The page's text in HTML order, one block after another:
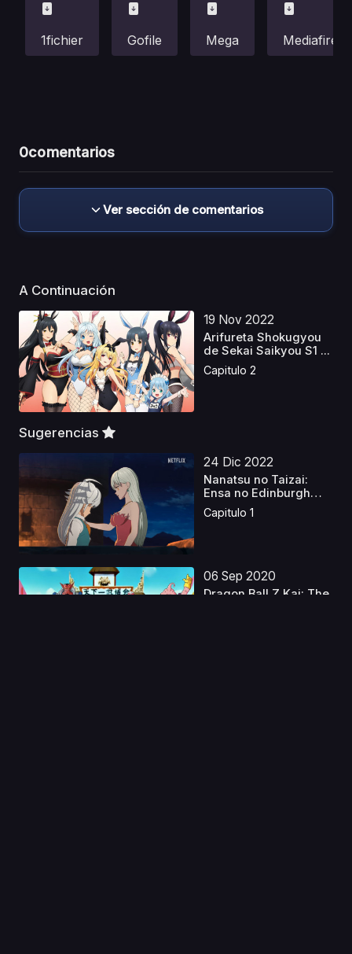
1fichier Gofile Mega Mediafire
0comentarios
Ver sección de comentarios
A Continuación
19 Nov 2022
Arifureta Shokugyou
de Sekai Saikyou S1 ...
Capitulo 2
Sugerencias
24 Dic 2022
Nanatsu no Taizai:
Ensa no Edinburgh
Lat...
Capitulo 1
06 Sep 2020
Dragon Ball Z Kai: The